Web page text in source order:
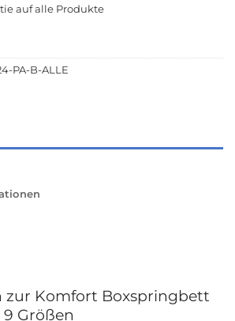
auf alle Produkte
PA-B-ALLE
zur Komfort Boxspringbett
Größen